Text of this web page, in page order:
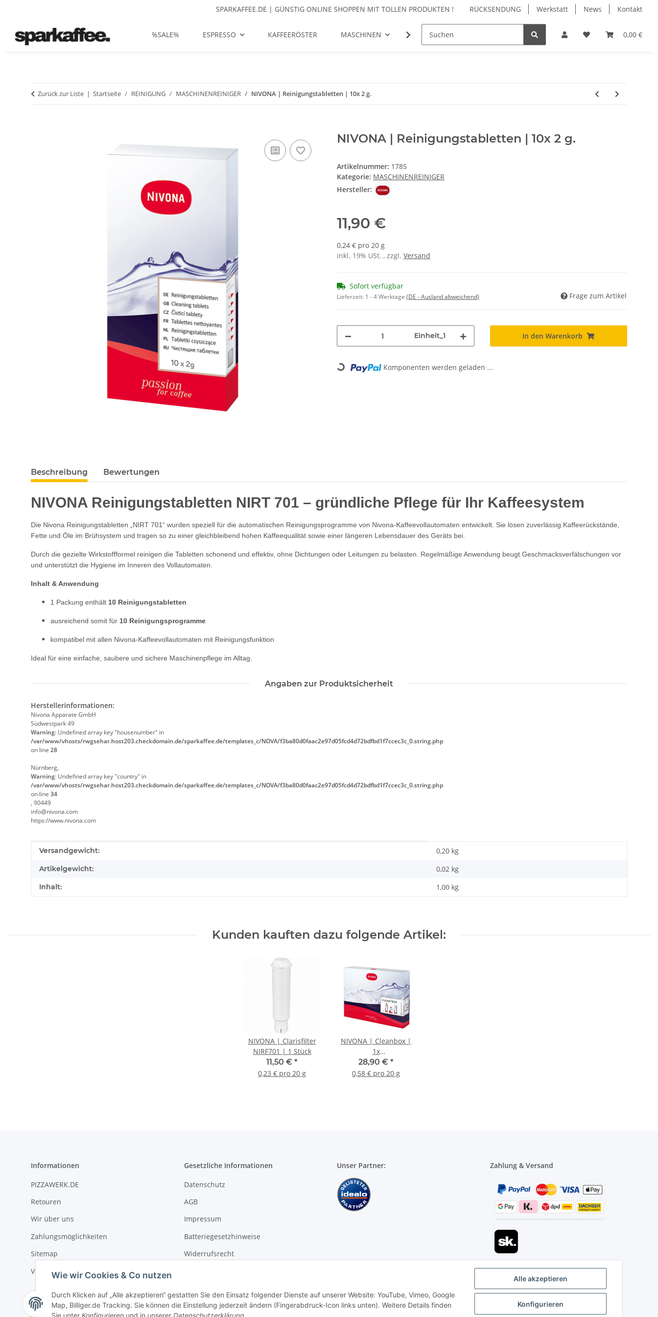
Alle akzeptieren
Konfigurieren
Wie wir Cookies & Co nutzen
Durch Klicken auf „Alle akzeptieren“ gestatten Sie den Einsatz folgender Dienste auf unserer Website: YouTube, Vimeo, Google
Map, Billiger.de Tracking. Sie können die Einstellung jederzeit ändern (Fingerabdruck-Icon links unten). Weitere Details finden
RÜCKSENDUNG Werkstatt News Kontakt
SPARKAFFEE.DE | GÜNSTIG ONLINE SHOPPEN MIT TOLLEN PRODUKTEN !
0,00 €
%SALE% ESPRESSO KAFFEERÖSTER MASCHINEN MÜHLEN ZUBEHÖR WARTUNG |
Zurück zur Liste Startseite REINIGUNG MASCHINENREINIGER NIVONA | Reinigungstabletten | 10x 2 g.
NIVONA | Reinigungstabletten | 10x 2 g.
Artikelnummer: 1785
Kategorie: MASCHINENREINIGER
Hersteller:
11,90 €
0,24 € pro 20 g
inkl. 19% USt. , zzgl. Versand
Sofort verfügbar
Lieferzeit: 1 - 4 Werktage (DE - Ausland abweichend) Frage zum Artikel
Einheit_1 In den Warenkorb
Loading... Komponenten werden geladen ...
Beschreibung Bewertungen
NIVONA Reinigungstabletten NIRT 701 – gründliche Pflege für Ihr Kaffeesystem
Die Nivona Reinigungstabletten „NIRT 701“ wurden speziell für die automatischen Reinigungsprogramme von Nivona-Kaffeevollautomaten entwickelt. Sie lösen zuverlässig Kaffeerückstände,
Fette und Öle im Brühsystem und tragen so zu einer gleichbleibend hohen Kaffeequalität sowie einer längeren Lebensdauer des Geräts bei.
Durch die gezielte Wirkstoffformel reinigen die Tabletten schonend und effektiv, ohne Dichtungen oder Leitungen zu belasten. Regelmäßige Anwendung beugt Geschmacksverfälschungen vor
und unterstützt die Hygiene im Inneren des Vollautomaten.
Inhalt & Anwendung
1 Packung enthält 10 Reinigungstabletten
ausreichend somit für 10 Reinigungsprogramme
kompatibel mit allen Nivona-Kaffeevollautomaten mit Reinigungsfunktion
Ideal für eine einfache, saubere und sichere Maschinenpflege im Alltag.
Angaben zur Produktsicherheit
Herstellerinformationen:
Nivona Apparate GmbH
Südwestpark 49
Warning: Undefined array key "housenumber" in
/var/www/vhosts/rwgsehar.host203.checkdomain.de/sparkaffee.de/templates_c/NOVA/f3ba80d0faac2e97d05fcd4d72bdfbd1f7ccec3c_0.string.php
on line 28
Nürnberg,
Warning: Undefined array key "country" in
/var/www/vhosts/rwgsehar.host203.checkdomain.de/sparkaffee.de/templates_c/NOVA/f3ba80d0faac2e97d05fcd4d72bdfbd1f7ccec3c_0.string.php
on line 34
, 90449
info@nivona.com
https://www.nivona.com
Produkteigenschaft
Wert
Versandgewicht: 0,20 kg
Artikelgewicht: 0,02 kg
Inhalt: 1,00 kg
Kunden kauften dazu folgende Artikel:
NIVONA | Clarisfilter
NIRF701 | 1 Stück
11,50 € *
0,23 € pro 20 g
NIVONA | Cleanbox |
1x
Milchschaumreiniger,
1x Reinigungstabletten,
28,90 € *
0,58 € pro 20 g
Informationen
PIZZAWERK.DE
Retouren
Wir über uns
Zahlungsmöglichkeiten
Sitemap
Versand
Gesetzliche Informationen
Datenschutz
AGB
Impressum
Batteriegesetzhinweise
Widerrufsrecht
Unser Partner: Zahlung & Versand
Vertrag widerrufen